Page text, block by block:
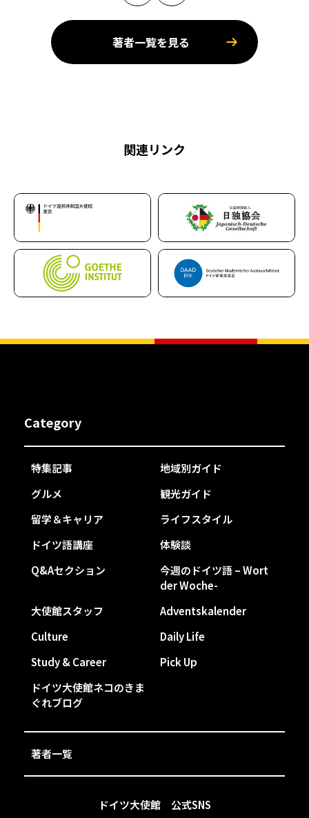
著者一覧を見る
関連リンク
ドイツ大使館 公式SNS
Category
特集記事
地域別ガイド
グルメ
観光ガイド
留学＆キャリア
ライフスタイル
ドイツ語講座
体験談
Q&Aセクション
今週のドイツ語 – Wort
der Woche-
大使館スタッフ
Adventskalender
Culture
Daily Life
Study & Career
Pick Up
ドイツ大使館ネコのきま
ぐれブログ
著者一覧